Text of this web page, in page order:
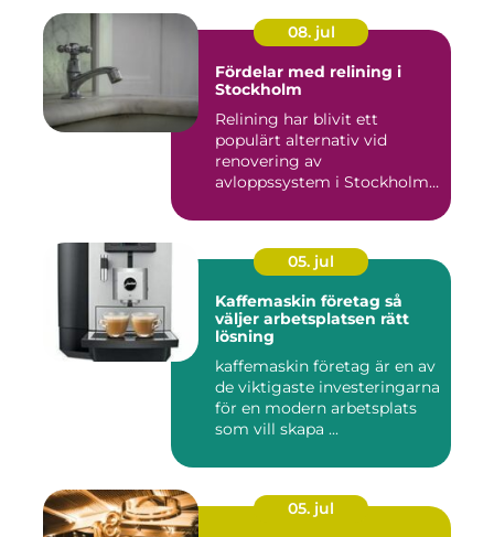
08. jul
Fördelar med relining i
Stockholm
Relining har blivit ett
populärt alternativ vid
renovering av
avloppssystem i Stockholm.
05. jul
Kaffemaskin företag så
väljer arbetsplatsen rätt
lösning
kaffemaskin företag är en av
de viktigaste investeringarna
för en modern arbetsplats
som vill skapa ...
05. jul